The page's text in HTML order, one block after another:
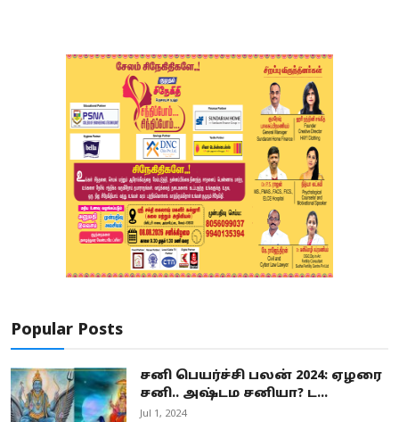
Popular Posts
சனி பெயர்ச்சி பலன் 2024: ஏழரை
சனி.. அஷ்டம சனியா? ட...
Jul 1, 2024